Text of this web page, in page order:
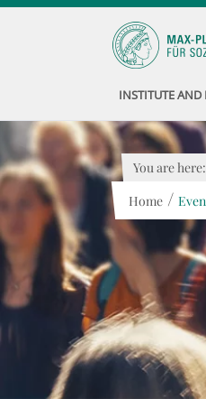
INSTITUTE
You are here:
Home /